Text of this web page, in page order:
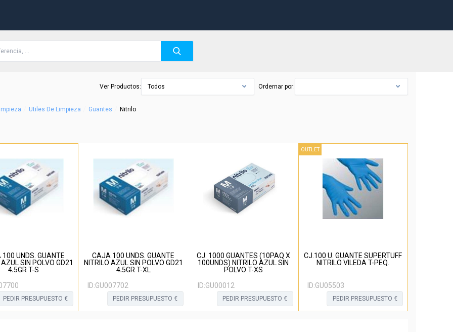
Ver Productos: Todos Ordernar por:
Utiles De Limpieza Guantes Nitrilo
UNDS. GUANTE
AZUL SIN POLVO GD21
4,5GR T-S
PEDIR PRESUPUESTO €
CAJA 100 UNDS. GUANTE
NITRILO AZUL SIN POLVO GD21
4,5GR T-XL
ID:GU007702
PEDIR PRESUPUESTO €
CJ. 1000 GUANTES (10PAQ X
100UNDS) NITRILO AZUL SIN
POLVO T-XS
ID:GU00012
PEDIR PRESUPUESTO €
OUTLET
CJ.100 U. GUANTE SUPERTUFF
NITRILO VILEDA T-PEQ.
ID:GU05503
PEDIR PRESUPUESTO €